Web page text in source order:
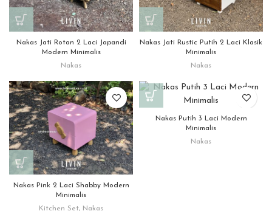
Nakas Jati Rotan 2 Laci Japandi
Modern Minimalis
Nakas
Nakas Jati Rustic Putih 2 Laci Klasik
Minimalis
Nakas
Nakas Pink 2 Laci Shabby Modern
Minimalis
Kitchen Set, Nakas
Nakas Putih 3 Laci Modern
Minimalis
Nakas